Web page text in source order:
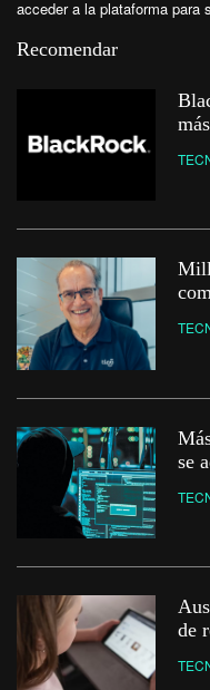
acceder a la plataforma para
Recomendar
se
de